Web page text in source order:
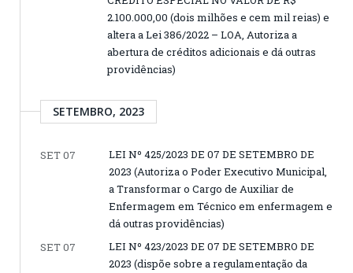
2.100.000,00 (dois milhões e cem mil reias) e
altera a Lei 386/2022 – LOA, Autoriza a
abertura de créditos adicionais e dá outras
providências)
SETEMBRO, 2023
SET 07
LEI Nº 425/2023 DE 07 DE SETEMBRO DE
2023 (Autoriza o Poder Executivo Municipal,
a Transformar o Cargo de Auxiliar de
Enfermagem em Técnico em enfermagem e
dá outras providências)
SET 07
LEI Nº 423/2023 DE 07 DE SETEMBRO DE
2023 (dispõe sobre a regulamentação da